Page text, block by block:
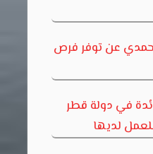
عن توفر فرص
في دولة قطر
لديها